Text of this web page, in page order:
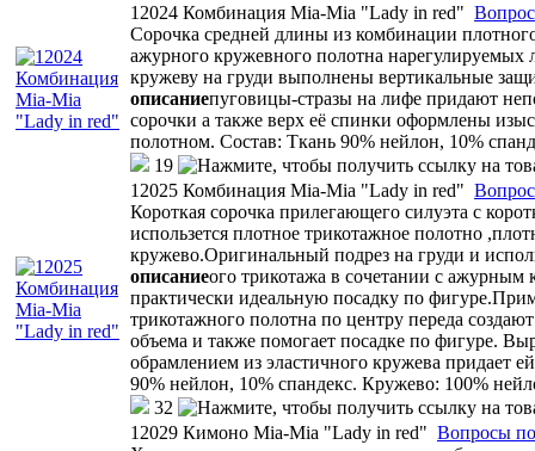
12024 Комбинация Mia-Mia "Lady in red"
Сорочка средней длины из комбинации
ажурного кружевного полотна
кружеву на груди выполнены вертикальные
описаниепуговицы-стразы на лифе придают
сорочки а также верх её спинки оформлены
полотном. Состав: Ткань 90% нейлон, 10%
19
12025 Комбинация Mia-Mia "Lady in red"
Короткая сорочка прилегающего силуэта с
использется плотное трикотажное полотно
кружево.Оригинальный подрез на груди и
описаниеого трикотажа в сочетании с
практически идеальную посадку по
трикотажного полотна по центру переда
объема и также помогает посадке по фигуре.
обрамлением из эластичного кружева придает
90% нейлон, 10% спандекс. Кружево: 100%
32
12029 Кимоно Mia-Mia "Lady in red" Вопросы